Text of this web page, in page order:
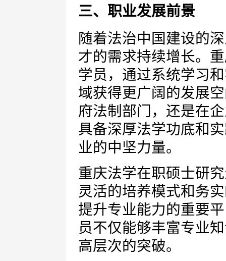
三、职业发展前景
随着法治中国建设的
才的需求持续增长。
学员，通过系统学习
域获得更广阔的发展
府法制部门，还是在
具备深厚法学功底和
业的中坚力量。
重庆法学在职硕士研
灵活的培养模式和务
提升专业能力的重要
员不仅能够丰富专业
高层次的突破。